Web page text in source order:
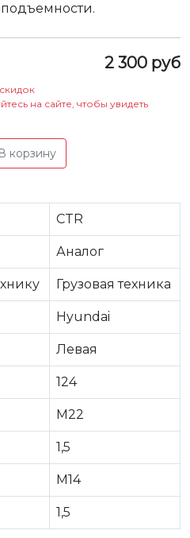
2 300 руб
на сайте, чтобы увидеть
В корзину
CTR
Аналог
Грузовая техника
Hyundai
Левая
124
M22
1,5
M14
1,5